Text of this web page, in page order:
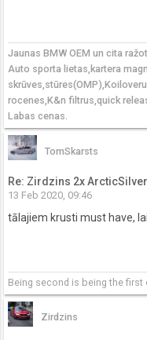
Jaunas BMW OEM un cita
Auto sporta lietas,kartera
rocenes,K&n filtrus,quick
Labas cenas.
TomSkarsts
Re: Zirdzins 2x
13 Feb 2020, 09:46
tālajiem krusti must have,
Being second is being the first
Zirdzins